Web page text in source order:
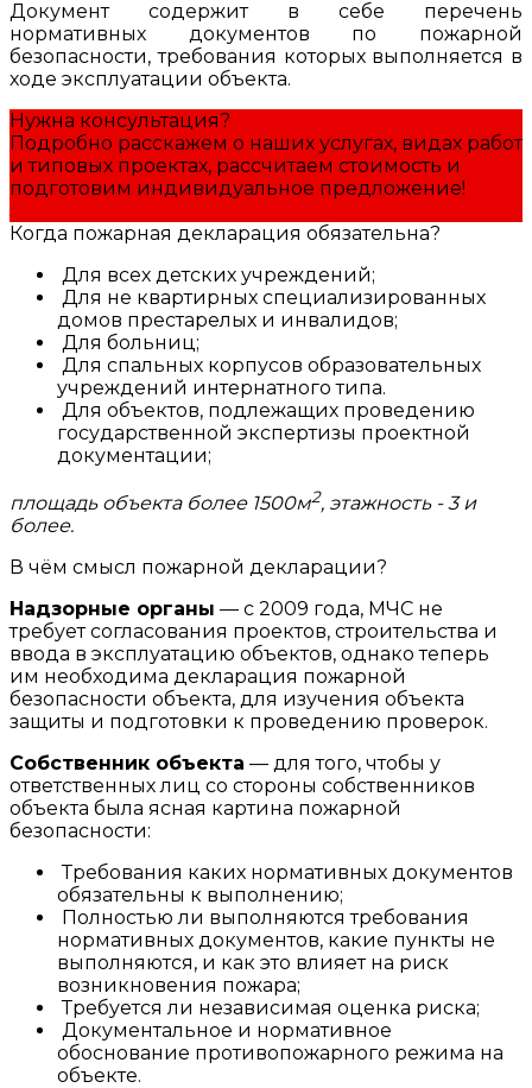
Документ содержит в себе перечень
нормативных документов по пожарной
безопасности, требования которых выполняется в
ходе эксплуатации объекта.
Нужна консультация?
Подробно расскажем о наших услугах, видах работ
и типовых проектах, рассчитаем стоимость и
подготовим индивидуальное предложение!
Когда пожарная декларация обязательна?
Для всех детских учреждений;
Для не квартирных специализированных
домов престарелых и инвалидов;
Для больниц;
Для спальных корпусов образовательных
учреждений интернатного типа.
Для объектов, подлежащих проведению
государственной экспертизы проектной
документации;
площадь объекта более 1500м2, этажность - 3 и
более.
В чём смысл пожарной декларации?
Надзорные органы — с 2009 года, МЧС не
требует согласования проектов, строительства и
ввода в эксплуатацию объектов, однако теперь
им необходима декларация пожарной
безопасности объекта, для изучения объекта
защиты и подготовки к проведению проверок.
Собственник объекта — для того, чтобы у
ответственных лиц со стороны собственников
объекта была ясная картина пожарной
безопасности:
Требования каких нормативных документов
обязательны к выполнению;
Полностью ли выполняются требования
нормативных документов, какие пункты не
выполняются, и как это влияет на риск
возникновения пожара;
Требуется ли независимая оценка риска;
Документальное и нормативное
обоснование противопожарного режима на
объекте.